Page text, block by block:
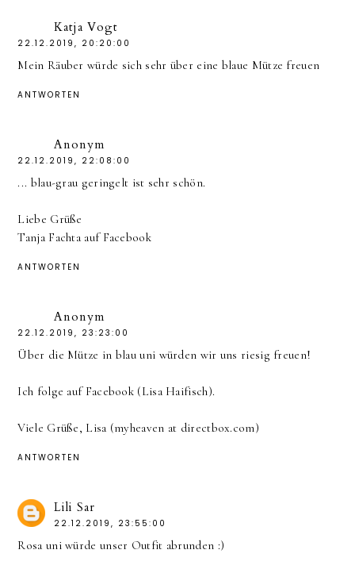
Katja Vogt
22.12.2019, 20:20:00
Mein Räuber würde sich sehr über eine blaue Mütze freuen
ANTWORTEN
Anonym
22.12.2019, 22:08:00
... blau-grau geringelt ist sehr schön.
Liebe Grüße
Tanja Fachta auf Facebook
ANTWORTEN
Anonym
22.12.2019, 23:23:00
Über die Mütze in blau uni würden wir uns riesig freuen!
Ich folge auf Facebook (Lisa Haifisch).
Viele Grüße, Lisa (myheaven at directbox.com)
ANTWORTEN
Lili Sar
22.12.2019, 23:55:00
Rosa uni würde unser Outfit abrunden :)